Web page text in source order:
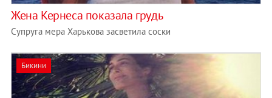
Жена Кернеса показала грудь
Супруга мера Харькова засветила соски
Бикини